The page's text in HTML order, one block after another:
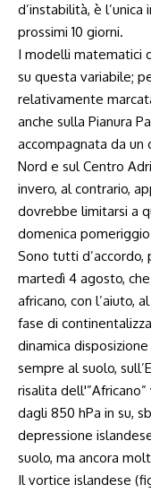
d’instabilità, è
prossimi 10 giorni.
I modelli matematici
su questa variabile;
relativamente
anche sulla Pianura
accompagnata da un
Nord e sul Centro
invero, al contrario,
dovrebbe limitarsi a
domenica
Sono tutti d’accordo,
martedì 4 agosto,
africano, con l’aiuto,
fase di
dinamica
sempre al suolo,
risalita
dagli 850 hPa in su,
depressione
suolo, ma ancora
Il vortice islandese